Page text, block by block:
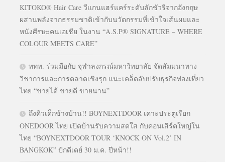
KITOKO® Hair Care วีแกนแฮร์แคร์ระดับลักชัวรีจากอังกฤษ
ผสานพลังจากธรรมชาติเข้ากับนวัตกรรมที่เข้าใจเส้นผมและ
หนังศีรษะคนเอเชีย ในงาน “A.S.P® SIGNATURE – WHERE
COLOUR MEETS CARE”
ททท. ร่วมมือกับ จุฬาลงกรณ์มหาวิทยาลัย จัดสัมมนาทาง
วิชาการและการตลาดเชิงรุก แนะเคล็ดลับปรับธุรกิจท่องเที่ยว
ไทย “ขายได้ ขายดี ขายนาน”
ถึงคิวเด็กข้างบ้าน!! BOYNEXTDOOR เคาะประตูเรียก
ONEDOOR ไทย เปิดบ้านรับความสดใส กับคอนเสิร์ตใหญ่ใน
ไทย “BOYNEXTDOOR TOUR ‘KNOCK ON Vol.2’ IN
BANGKOK” ปักดีเดย์ 30 ม.ค. ปีหน้า!!